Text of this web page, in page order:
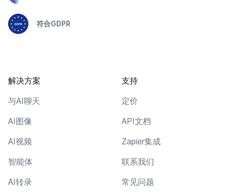
符合GDPR
解决方案
与AI聊天
AI图像
AI视频
智能体
AI转录
支持
定价
API文档
Zapier集成
联系我们
常见问题